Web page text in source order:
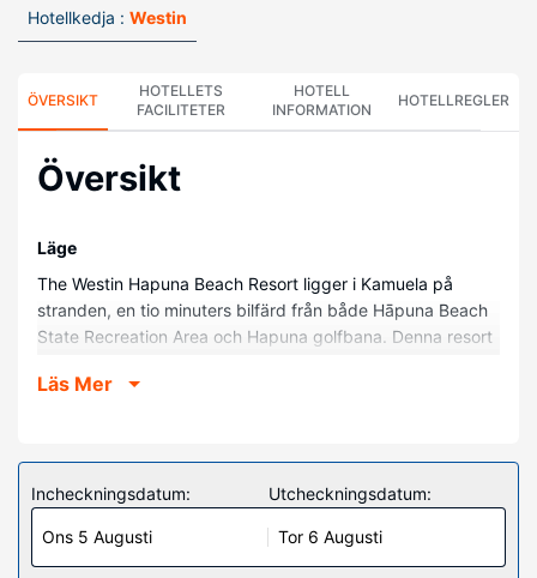
Hotellkedja : Westin
ÖVERSIKT
HOTELLETS
FACILITETER
HOTELL
INFORMATION
HOTELLREGLER
Översikt
Läge
The Westin Hapuna Beach Resort ligger i Kamuela på
stranden, en tio minuters bilfärd från både Hāpuna Beach
State Recreation Area och Hapuna golfbana. Denna resort
km från Mauna Lani Resort Golf Course.
Känn dig som hemma i ett av de 249 luftkonditionerade
rummen med LCD-tv. Sängen har bäddmadrass och
sängtillbehör av högsta kvalitet. Rummen har privata
balkonger. Gratis wi-fi gör att du kan hålla dig
uppkopplad, och kabel-tv erbjuder underhållning. Privat
Läs Mer
Incheckningsdatum:
Ons 5 Augusti
Utcheckningsdatum:
Tor 6 Augusti